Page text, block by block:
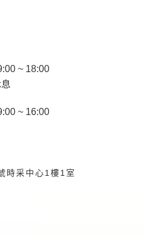
~ 18:00
~ 16:00
時采中心1樓1室